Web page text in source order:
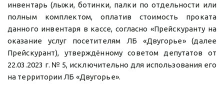
инвентарь (лыжи, ботинки, палки по отдельности или
полным комплектом, оплатив стоимость проката
данного инвентаря в кассе, согласно «Прейскуранту на
оказание услуг посетителям ЛБ «Двугорье» (далее
Прейскурант), утверждённому советом депутатов от
22.03.2023 г. № 5, исключительно для использования его
на территории ЛБ «Двугорье».